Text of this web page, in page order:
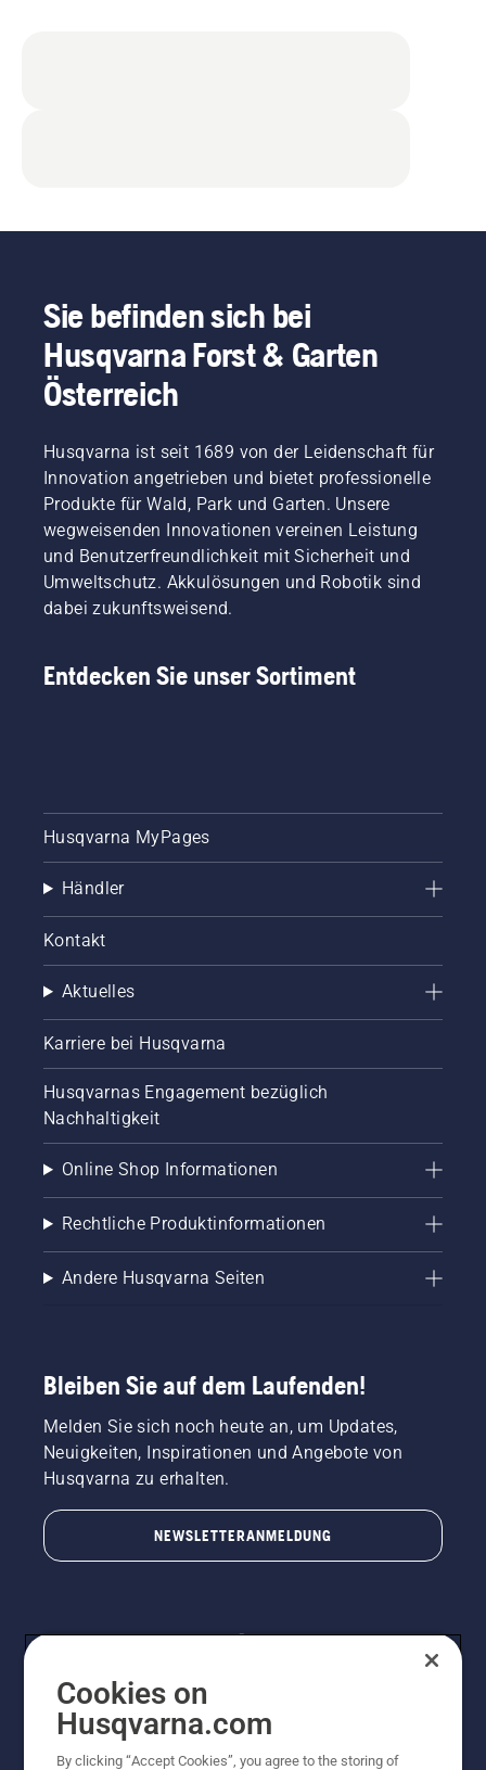
Sie befinden sich bei
Husqvarna Forst & Garten
Österreich
Husqvarna ist seit 1689 von der Leidenschaft für
Innovation angetrieben und bietet professionelle
Produkte für Wald, Park und Garten. Unsere
wegweisenden Innovationen vereinen Leistung
und Benutzerfreundlichkeit mit Sicherheit und
Umweltschutz. Akkulösungen und Robotik sind
dabei zukunftsweisend.
Entdecken Sie unser Sortiment
Husqvarna MyPages
Händler
Kontakt
Aktuelles
Karriere bei Husqvarna
Husqvarnas Engagement bezüglich
Nachhaltigkeit
Online Shop Informationen
Rechtliche Produktinformationen
Andere Husqvarna Seiten
Bleiben Sie auf dem Laufenden!
Melden Sie sich noch heute an, um Updates,
Neuigkeiten, Inspirationen und Angebote von
Husqvarna zu erhalten.
NEWSLETTERANMELDUNG
© Husqvarna AB (publ). Alle Rechte vorbehalten.
Cookies on
Husqvarna.com
By clicking “Accept Cookies”, you agree to the storing of